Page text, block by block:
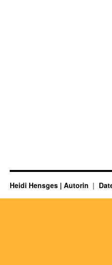
Heidi Hensges | Autorin